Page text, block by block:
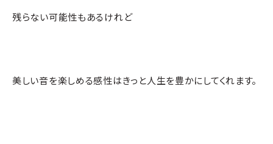
残らない可能性もあるけれど
美しい音を楽しめる感性はきっと人生を豊かにしてくれます。